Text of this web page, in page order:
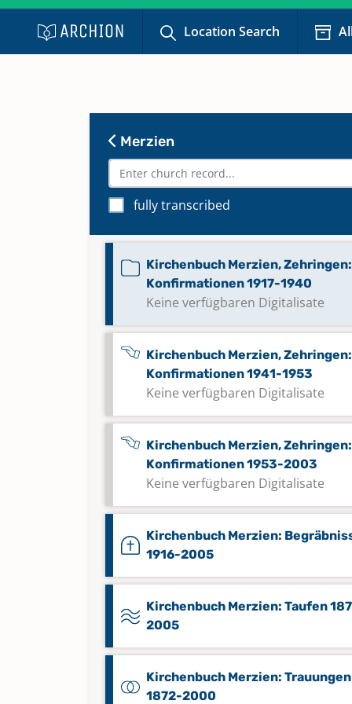
Location Search
Merzien
fully transcribed
Kirchenbuch Merzien, Zehringen:
Konfirmationen 1917-1940
Keine verfügbaren Digitalisate
Kirchenbuch Merzien, Zehringen:
Konfirmationen 1941-1953
Keine verfügbaren Digitalisate
Kirchenbuch Merzien, Zehringen:
Konfirmationen 1953-2003
Keine verfügbaren Digitalisate
Kirchenbuch Merzien:
1916-2005
Kirchenbuch Merzien: Taufen
2005
Kirchenbuch Merzien: Trauungen
1872-2000